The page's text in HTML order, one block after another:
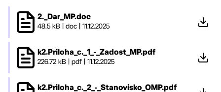
2._Dar_MP.doc
48.5 kB doc 11.12.2025
k2.Priloha_c._1_-_Zadost_MP.pdf
226.72 kB pdf 11.12.2025
k2.Priloha_c._2_-_Stanovisko_OMP.pdf